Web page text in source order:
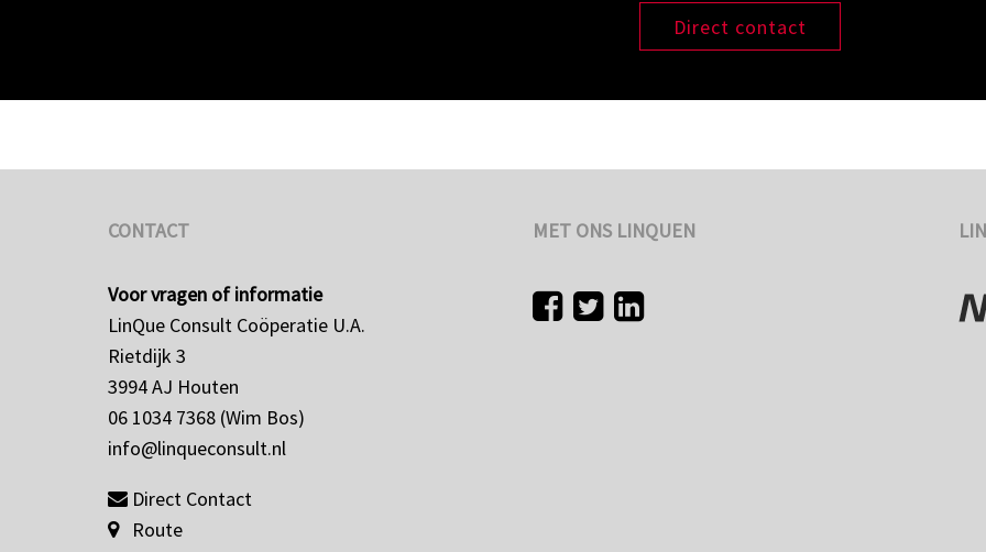
Direct contact
CONTACT
Voor vragen of informatie
LinQue Consult Coöperatie U.A.
Rietdijk 3
3994 AJ Houten
06 1034 7368 (Wim Bos)
info@linqueconsult.nl
Direct Contact
Route
MET ONS LINQUEN